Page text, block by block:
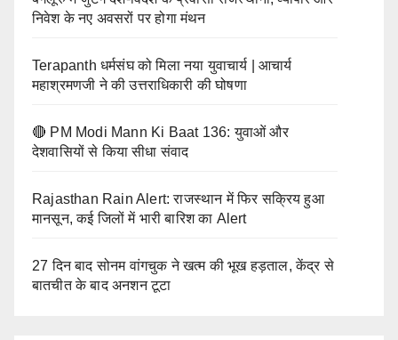
निवेश के नए अवसरों पर होगा मंथन
Terapanth धर्मसंघ को मिला नया युवाचार्य | आचार्य
महाश्रमणजी ने की उत्तराधिकारी की घोषणा
🔴 PM Modi Mann Ki Baat 136: युवाओं और
देशवासियों से किया सीधा संवाद
Rajasthan Rain Alert: राजस्थान में फिर सक्रिय हुआ
मानसून, कई जिलों में भारी बारिश का Alert
27 दिन बाद सोनम वांगचुक ने खत्म की भूख हड़ताल, केंद्र से
बातचीत के बाद अनशन टूटा